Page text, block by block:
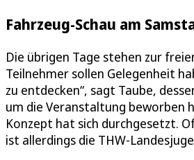
Fahrzeug-Schau am
Die übrigen Tage stehen zur
Teilnehmer sollen Gelegenheit
zu entdecken“, sagt Taube,
um die Veranstaltung beworben
Konzept hat sich durchgesetzt.
ist allerdings die THW-